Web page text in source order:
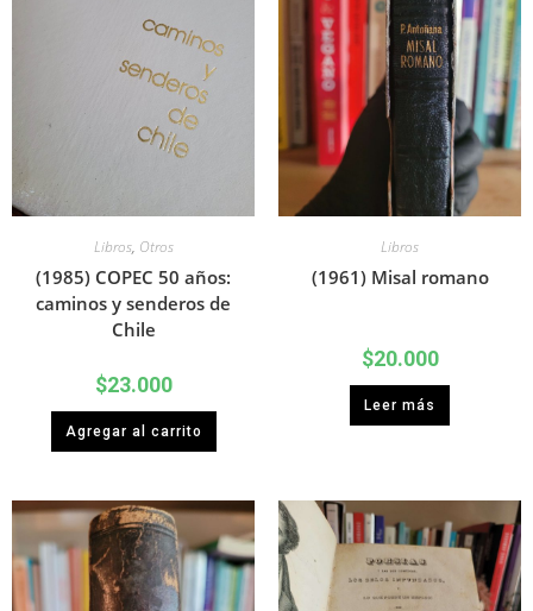
Libros, Otros
(1985) COPEC 50 años:
caminos y senderos de
Chile
$23.000
Agregar al carrito
Libros
(1961) Misal romano
$20.000
Leer más